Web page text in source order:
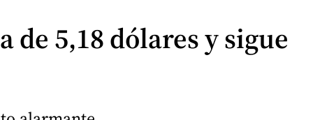
de 5,18 dólares y sigue